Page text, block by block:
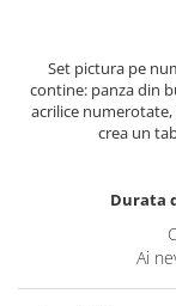
Set pictura pe
contine: panza din
acrilice
crea un
Durata
Ai